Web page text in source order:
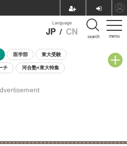
menu
Language
JP / CN search
医学部 東大受験
チ 河合塾×東大特集
学校説明会・相談会